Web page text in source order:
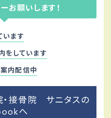
お願いします！
います
をしています
案内配信中
・接骨院 サニタスの
へ